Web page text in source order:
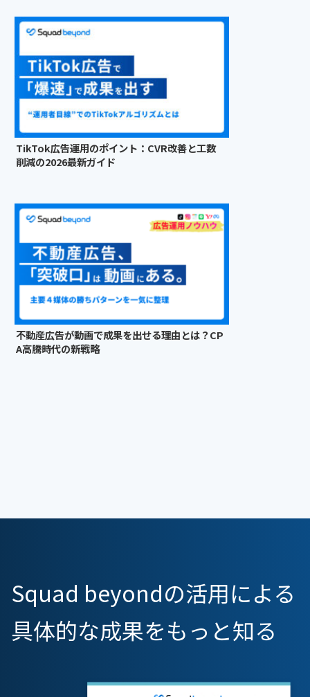
TikTok広告運用のポイント：CVR改善と工数
削減の2026最新ガイド
不動産広告が動画で成果を出せる理由とは？CP
A高騰時代の新戦略
Squad beyondの活用による
具体的な成果をもっと知る